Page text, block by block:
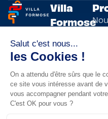
Programmes
de
résidences
artistiques
bilatérales,
entre la
France et
Taïwan.
Villa
Formose
Adoptez
un artiste
Lieux de
résidence